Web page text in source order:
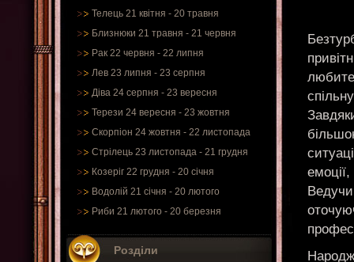
Телець 21 квітня - 20 травня
Близнюки 21 травня - 21 червня
Рак 22 червня - 22 липня
Лев 23 липня - 23 серпня
Діва 24 серпня - 23 вересня
Терези 24 вересня - 23 жовтня
Скорпіон 24 жовтня - 22 листопада
Стрілець 23 листопада - 21 грудня
Козеріг 22 грудня - 20 січня
Водолій 21 січня - 20 лютого
Риби 21 лютого - 20 березня
Розділи
любите